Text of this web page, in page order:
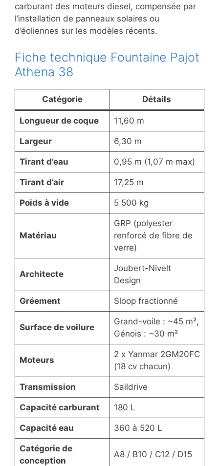
carburant des moteurs diesel, compensée par
l’installation de panneaux solaires ou
d’éoliennes sur les modèles récents.
Fiche technique Fountaine Pajot
Athena 38
Catégorie Détails
Longueur de coque 11,60 m
Largeur 6,30 m
Tirant d’eau 0,95 m (1,07 m max)
Tirant d’air 17,25 m
Poids à vide 5 500 kg
Matériau
GRP (polyester
renforcé de fibre de
verre)
Architecte
Joubert-Nivelt
Design
Gréement Sloop fractionné
Surface de voilure
Grand-voile : ~45 m²,
Génois : ~30 m²
Moteurs
2 x Yanmar 2GM20FC
(18 cv chacun)
Transmission Saildrive
Capacité carburant 180 L
Capacité eau 360 à 520 L
Catégorie de
conception
A8 / B10 / C12 / D15